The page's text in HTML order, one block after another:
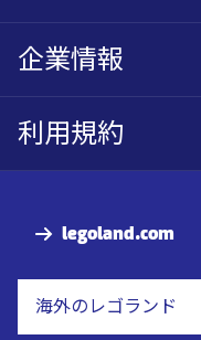
legoland.com
海外のレゴランド
企業情報
利用規約